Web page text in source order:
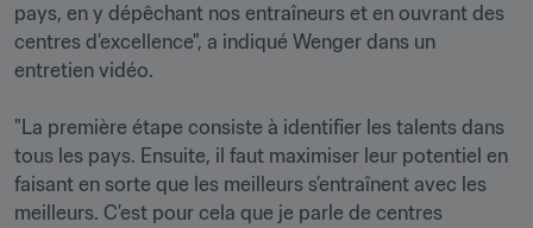
pays, en y dépêchant nos entraîneurs et en ouvrant des
centres d’excellence", a indiqué Wenger dans un
entretien vidéo.
"La première étape consiste à identifier les talents dans
tous les pays. Ensuite, il faut maximiser leur potentiel en
faisant en sorte que les meilleurs s’entraînent avec les
meilleurs. C’est pour cela que je parle de centres